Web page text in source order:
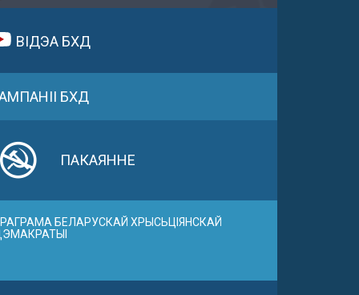
ВІДЭА БХД
БХД
ПАКАЯННЕ
БЕЛАРУСКАЙ ХРЫСЬЦІЯНСКАЙ